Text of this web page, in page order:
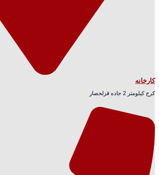
کارخانه
کرج کیلومتر 2 جاده قزلحصار